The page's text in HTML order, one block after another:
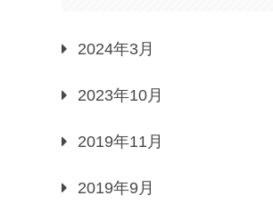
2024年3月
2023年10月
2019年11月
2019年9月